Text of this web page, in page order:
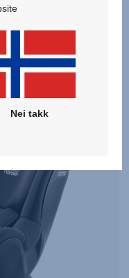
tar deg.
Nei takk